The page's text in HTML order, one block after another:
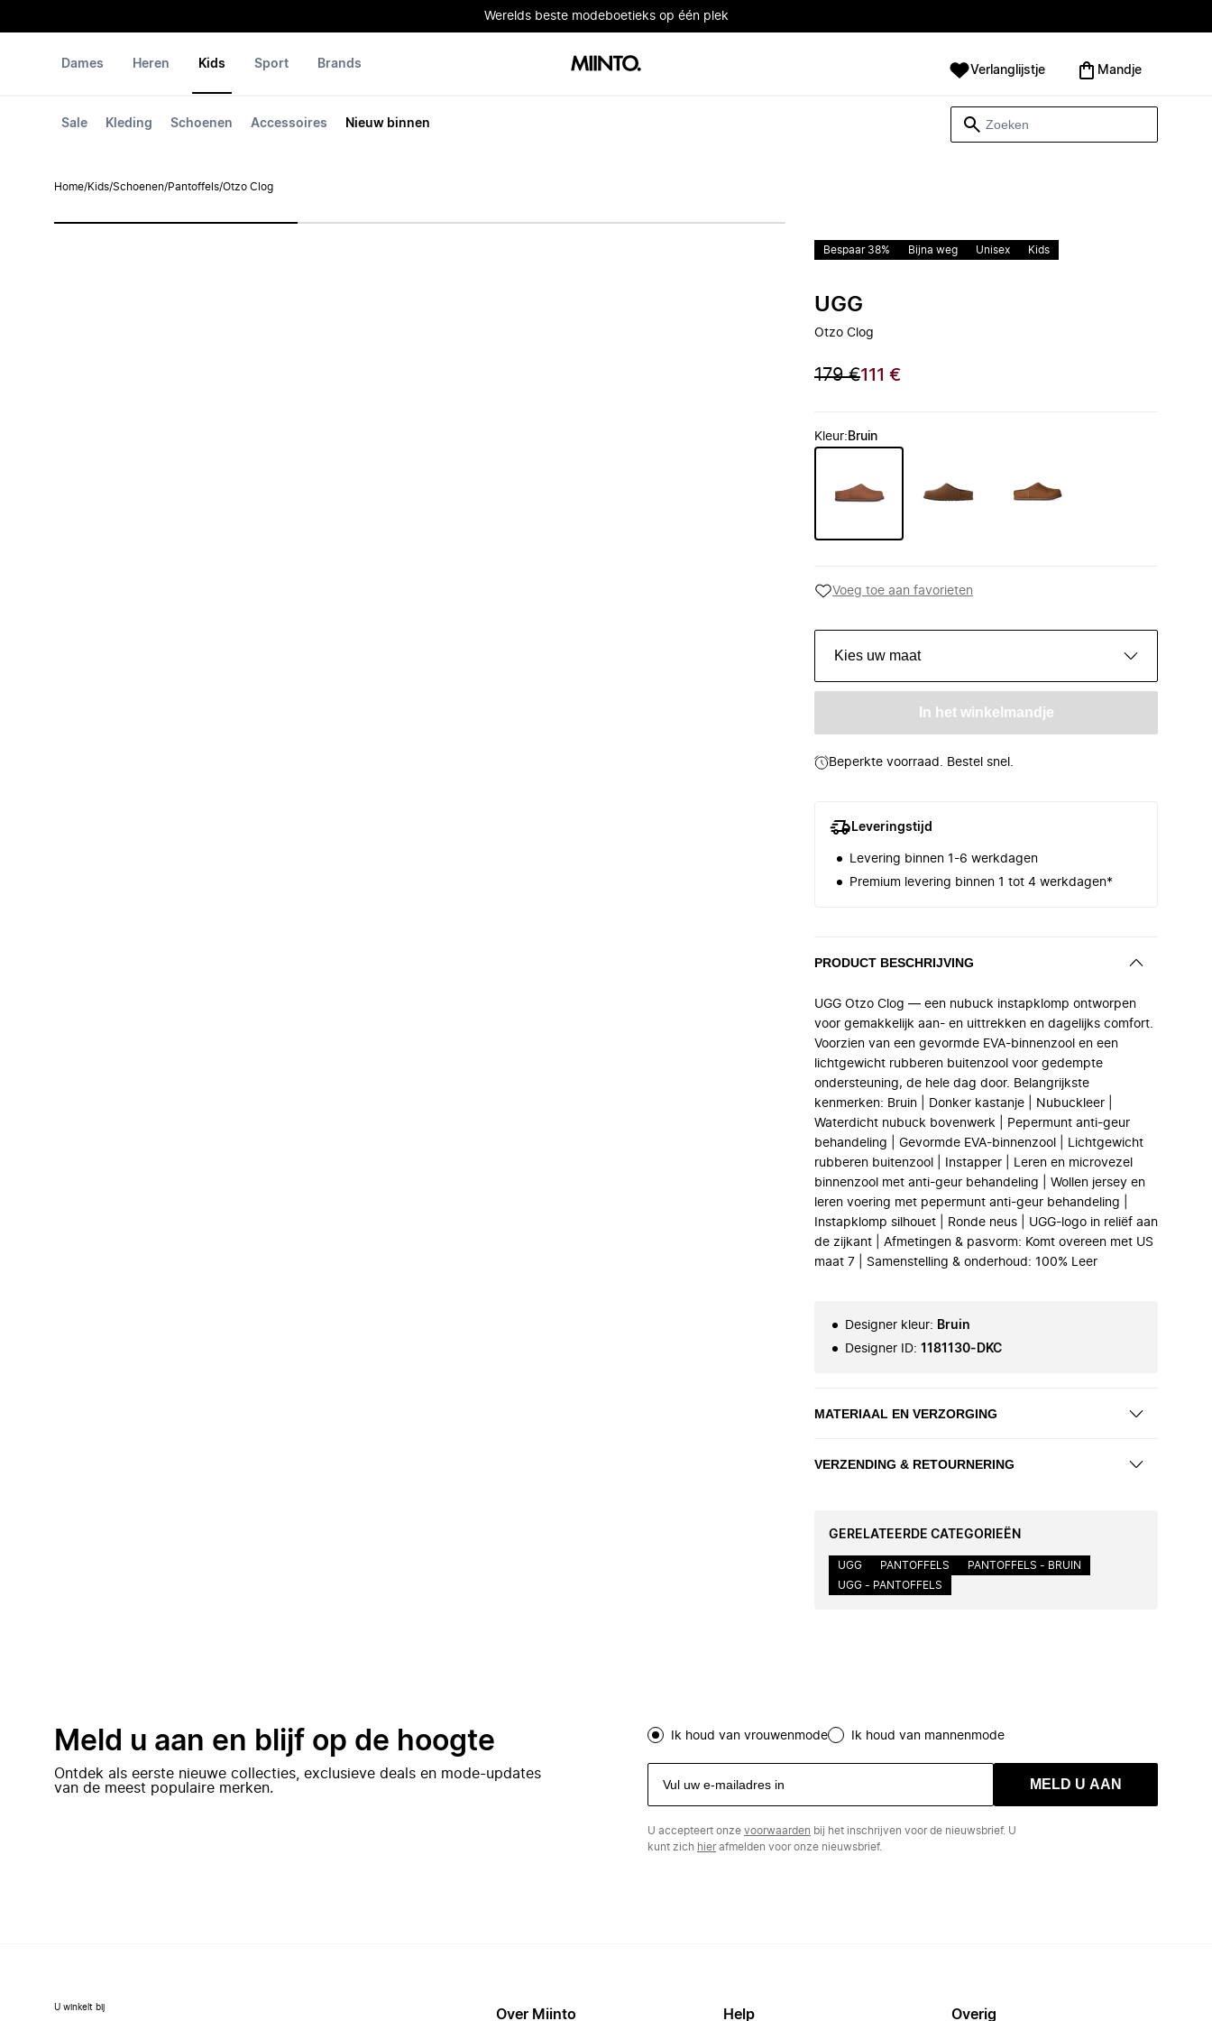
Werelds beste modeboetieks op één plek
Dames Heren Kids
Sale Kleding Schoenen Accessoires Nieuw binnen
Sport Brands Verlanglijstje Mandje
Home/Kids/Schoenen/Pantoffels/Otzo Clog
Bespaar 38% Bijna weg Unisex Kids
UGG
Otzo Clog
179 €111 €
Kleur: Bruin
Voeg toe aan favorieten
Kies uw maat
In het winkelmandje
Beperkte voorraad. Bestel snel.
Leveringstijd
Levering binnen 1-6 werkdagen
Premium levering binnen 1 tot 4 werkdagen*
PRODUCT BESCHRIJVING
UGG Otzo Clog — een nubuck instapklomp ontworpen
voor gemakkelijk aan- en uittrekken en dagelijks comfort.
Voorzien van een gevormde EVA-binnenzool en een
lichtgewicht rubberen buitenzool voor gedempte
ondersteuning, de hele dag door. Belangrijkste
kenmerken: Bruin | Donker kastanje | Nubuckleer |
Waterdicht nubuck bovenwerk | Pepermunt anti-geur
behandeling | Gevormde EVA-binnenzool | Lichtgewicht
rubberen buitenzool | Instapper | Leren en microvezel
binnenzool met anti-geur behandeling | Wollen jersey en
leren voering met pepermunt anti-geur behandeling |
Instapklomp silhouet | Ronde neus | UGG-logo in reliëf aan
de zijkant | Afmetingen & pasvorm: Komt overeen met US
maat 7 | Samenstelling & onderhoud: 100% Leer
Designer kleur: Bruin
Designer ID: 1181130-DKC
MATERIAAL EN VERZORGING
VERZENDING & RETOURNERING
GERELATEERDE CATEGORIEËN
UGG PANTOFFELS
PANTOFFELS - BRUIN
UGG - PANTOFFELS
Meld u aan en blijf op de hoogte
Ontdek als eerste nieuwe collecties, exclusieve deals en mode-updates
van de meest populaire merken.
Ik houd van vrouwenmode Ik houd van mannenmode
MELD U AAN
U accepteert onze voorwaarden bij het inschrijven voor de nieuwsbrief. U
kunt zich hierafmelden voor onze nieuwsbrief.
U winkelt bij Over Miinto Help Overig